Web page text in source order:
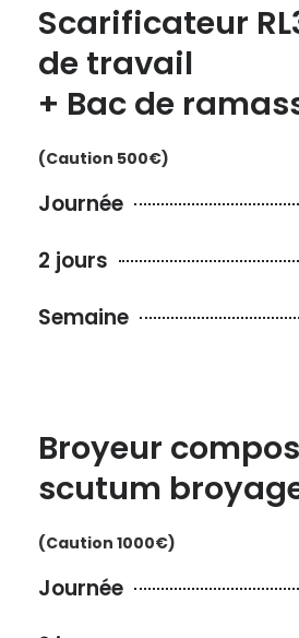
Scarificateur
de travail
+ Bac de
(Caution 500€)
Journée
2 jours
Semaine
Broyeur
scutum
(Caution 1000€)
Journée